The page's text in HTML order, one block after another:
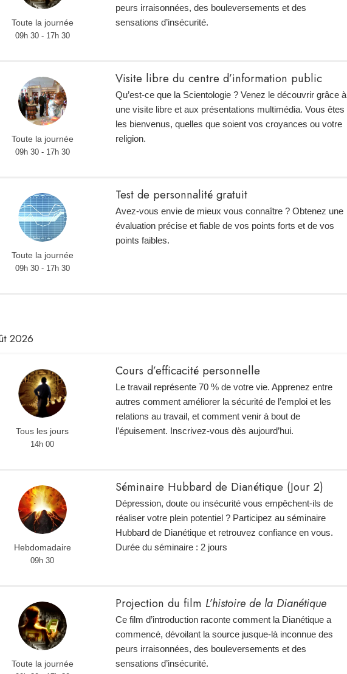
Toute la journée
09h 30 - 17h 30
peurs irraisonnées, des bouleversements et des
sensations d’insécurité.
Toute la journée
09h 30 - 17h 30
Visite libre du centre d’information public
Qu’est-ce que la Scientologie ? Venez le découvrir grâce à
une visite libre et aux présentations multimédia. Vous êtes
les bienvenus, quelles que soient vos croyances ou votre
religion.
Toute la journée
09h 30 - 17h 30
Test de personnalité gratuit
Avez-vous envie de mieux vous connaître ? Obtenez une
évaluation précise et fiable de vos points forts et de vos
points faibles.
2026
Tous les jours
14h 00
Cours d’efficacité personnelle
Le travail représente 70 % de votre vie. Apprenez entre
autres comment améliorer la sécurité de l’emploi et les
relations au travail, et comment venir à bout de
l’épuisement. Inscrivez-vous dès aujourd’hui.
Hebdomadaire
09h 30
Séminaire Hubbard de Dianétique (Jour 2)
Dépression, doute ou insécurité vous empêchent-ils de
réaliser votre plein potentiel ? Participez au séminaire
Hubbard de Dianétique et retrouvez confiance en vous.
Durée du séminaire : 2 jours
Toute la journée
Projection du film L’histoire de la Dianétique
Ce film d’introduction raconte comment la Dianétique a
commencé, dévoilant la source jusque-là inconnue des
peurs irraisonnées, des bouleversements et des
sensations d’insécurité.